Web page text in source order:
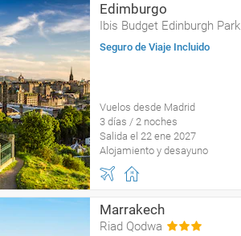
Edimburgo
Ibis Budget Edinburgh Park
Seguro de Viaje Incluido
Vuelos desde Madrid
3 días / 2 noches
Salida el 22 ene 2027
Alojamiento y desayuno
Marrakech
Riad Qodwa